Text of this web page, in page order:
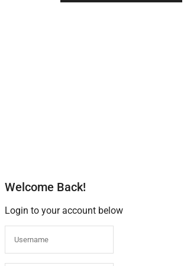
Welcome Back!
Login to your account below